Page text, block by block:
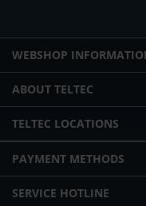
WEBSHOP
ABOUT TELTEC
TELTEC LOCATIONS
PAYMENT METHODS
SERVICE HOTLINE